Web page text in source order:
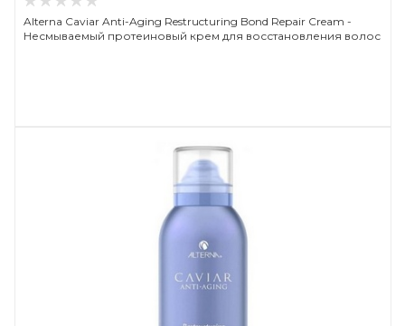
Alterna Caviar Anti-Aging Restructuring Bond Repair Cream -
Несмываемый протеиновый крем для восстановления волос